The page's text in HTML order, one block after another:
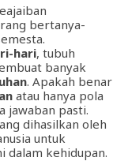
bertanya-
hari, tubuh
banyak
. Apakah benar
atau hanya pola
jawaban pasti.
dihasilkan oleh
untuk
dalam kehidupan.